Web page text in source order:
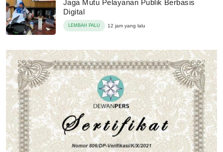
Jaga Mutu Pelayanan Publik Berbasis
Digital
LEMBAH PALU 12 jam yang lalu